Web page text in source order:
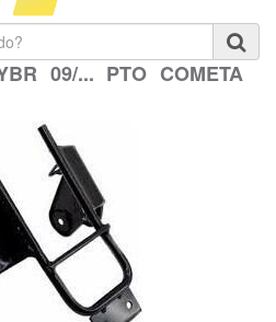
09/... PTO COMETA